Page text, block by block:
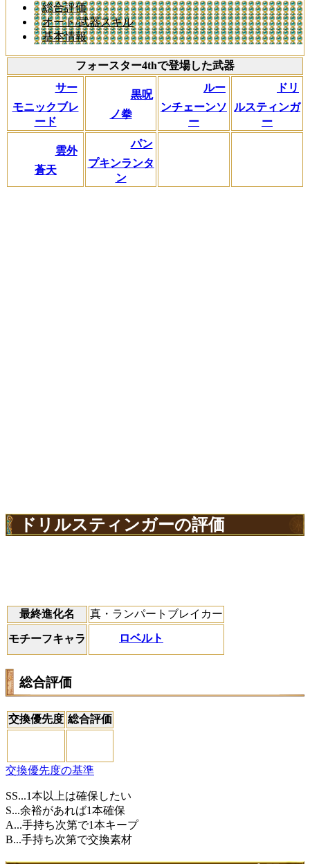
総合評価
オート/武器スキル
基本情報
フォースター4thで登場した武器
サー
モニックブレ
ード
黒呪
ノ拳
ルー
ンチェーンソ
ー
ドリ
ルスティンガ
ー
雲外
蒼天
パン
プキンランタ
ン
ドリルスティンガーの評価
最終進化名 真・ランパートブレイカー
モチーフキャラ ロベルト
総合評価
交換優先度 総合評価
交換優先度の基準
SS...1本以上は確保したい
S...余裕があれば1本確保
A...手持ち次第で1本キープ
B...手持ち次第で交換素材